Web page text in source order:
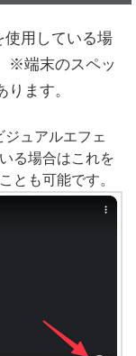
使用している場
※端末のスペッ
ます。
ュアルエフェ
る場合はこれを
とも可能です。